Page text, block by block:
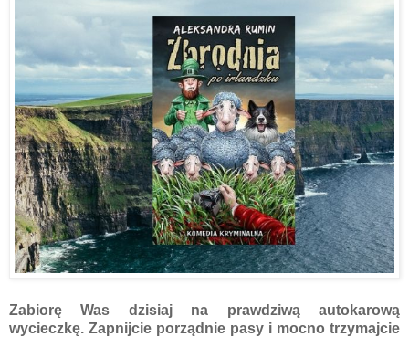
Zabiorę Was dzisiaj na prawdziwą autokarową
wycieczkę. Zapnijcie porządnie pasy i mocno trzymajcie